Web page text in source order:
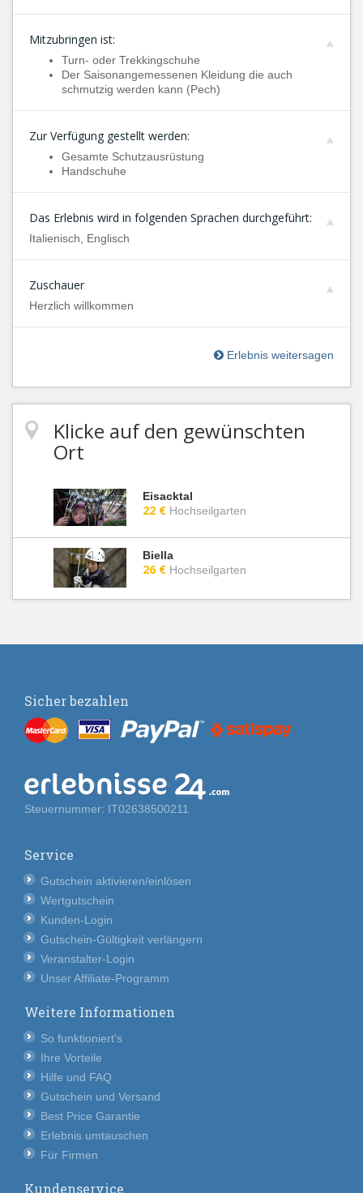
Mitzubringen ist:
Turn- oder Trekkingschuhe
Der Saisonangemessenen Kleidung die auch
schmutzig werden kann (Pech)
Zur Verfügung gestellt werden:
Gesamte Schutzausrüstung
Handschuhe
Das Erlebnis wird in folgenden Sprachen durchgeführt:
Italienisch, Englisch
Zuschauer
Herzlich willkommen
Erlebnis weitersagen
Klicke auf den gewünschten
Ort
Eisacktal
22 € Hochseilgarten
Biella
26 € Hochseilgarten
Sicher bezahlen
Steuernummer: IT02638500211
Service
Gutschein aktivieren/einlösen
Wertgutschein
Kunden-Login
Gutschein-Gültigkeit verlängern
Veranstalter-Login
Unser Affiliate-Programm
Weitere Informationen
So funktioniert's
Ihre Vorteile
Hilfe und FAQ
Gutschein und Versand
Best Price Garantie
Erlebnis umtauschen
Für Firmen
Kundenservice